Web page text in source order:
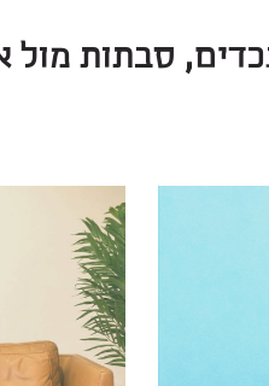
סבתות מול